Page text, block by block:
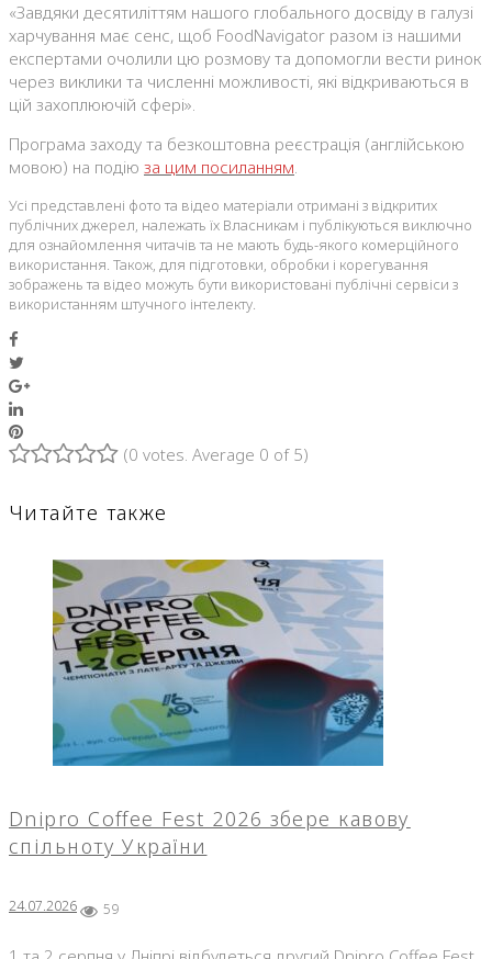
«Завдяки десятиліттям нашого глобального досвіду в галузі
харчування має сенс, щоб FoodNavigator разом із нашими
експертами очолили цю розмову та допомогли вести ринок
через виклики та численні можливості, які відкриваються в
цій захоплюючій сфері».
Програма заходу та безкоштовна реєстрація (англійською
мовою) на подію за цим посиланням.
Усі представлені фото та відео матеріали отримані з відкритих
публічних джерел, належать їх Власникам і публікуються виключно
для ознайомлення читачів та не мають будь-якого комерційного
використання. Також, для підготовки, обробки і корегування
зображень та відео можуть бути використовані публічні сервіси з
використанням штучного інтелекту.
Google+
LinkedIn
Pinterest
(0 votes. Average 0 of 5)
Читайте также
Dnipro Coffee Fest 2026 збере кавову
спільноту України
24.07.2026 59